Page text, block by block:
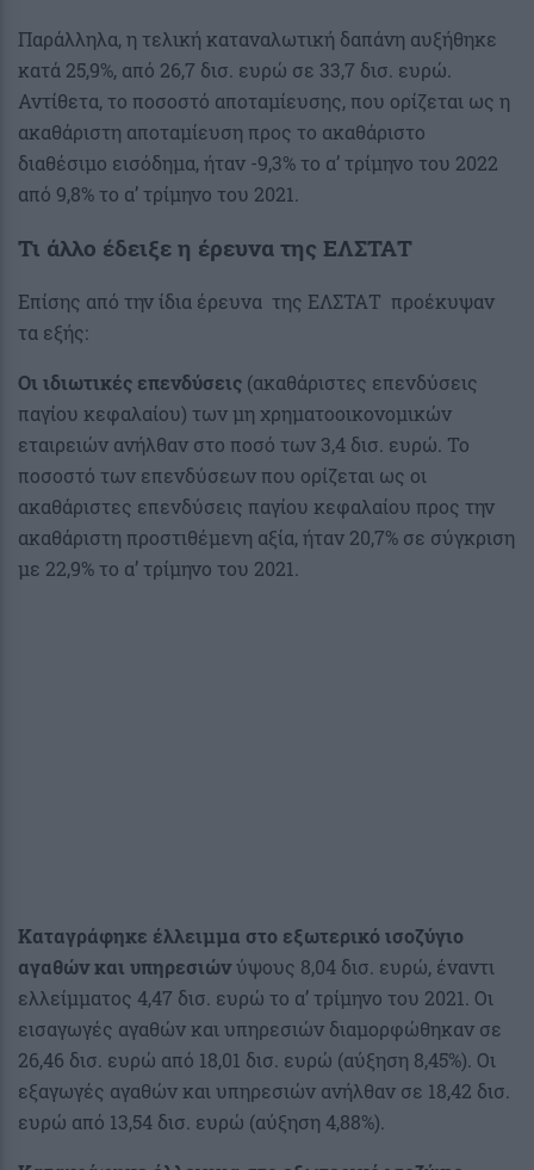
Παράλληλα, η τελική καταναλωτική δαπάνη αυξήθηκε
κατά 25,9%, από 26,7 δισ. ευρώ σε 33,7 δισ. ευρώ.
Αντίθετα, το ποσοστό αποταμίευσης, που ορίζεται ως η
ακαθάριστη αποταμίευση προς το ακαθάριστο
διαθέσιμο εισόδημα, ήταν -9,3% το α’ τρίμηνο του 2022
από 9,8% το α’ τρίμηνο του 2021.
Τι άλλο έδειξε η έρευνα της ΕΛΣΤΑΤ
Επίσης από την ίδια έρευνα της ΕΛΣΤΑΤ προέκυψαν
τα εξής:
Οι ιδιωτικές επενδύσεις (ακαθάριστες επενδύσεις
παγίου κεφαλαίου) των μη χρηματοοικονομικών
εταιρειών ανήλθαν στο ποσό των 3,4 δισ. ευρώ. Το
ποσοστό των επενδύσεων που ορίζεται ως οι
ακαθάριστες επενδύσεις παγίου κεφαλαίου προς την
ακαθάριστη προστιθέμενη αξία, ήταν 20,7% σε σύγκριση
με 22,9% το α’ τρίμηνο του 2021.
Καταγράφηκε έλλειμμα στο εξωτερικό ισοζύγιο
αγαθών και υπηρεσιώνύψους 8,04 δισ. ευρώ, έναντι
ελλείμματος 4,47 δισ. ευρώ το α’ τρίμηνο του 2021. Οι
εισαγωγές αγαθών και υπηρεσιών διαμορφώθηκαν σε
26,46 δισ. ευρώ από 18,01 δισ. ευρώ (αύξηση 8,45%). Οι
εξαγωγές αγαθών και υπηρεσιών ανήλθαν σε 18,42 δισ.
ευρώ από 13,54 δισ. ευρώ (αύξηση 4,88%).